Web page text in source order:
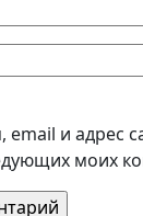
и адрес
моих